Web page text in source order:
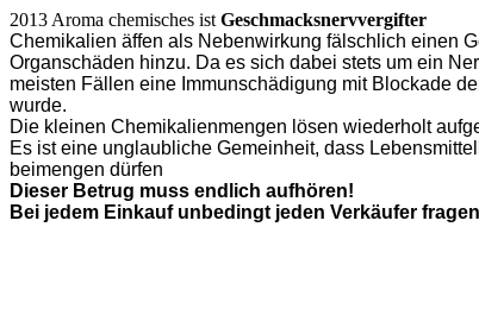
2013 Aroma chemisches ist Geschmacksnervvergifter
Chemikalien äffen als Nebenwirkung fälschlich einen
Organschäden hinzu. Da es sich dabei stets um ein
meisten Fällen eine Immunschädigung mit Blockade
wurde.
Die kleinen Chemikalienmengen lösen wiederholt
Es ist eine unglaubliche Gemeinheit, dass
beimengen dürfen
Dieser Betrug muss endlich aufhören!
Bei jedem Einkauf unbedingt jeden Verkäufer